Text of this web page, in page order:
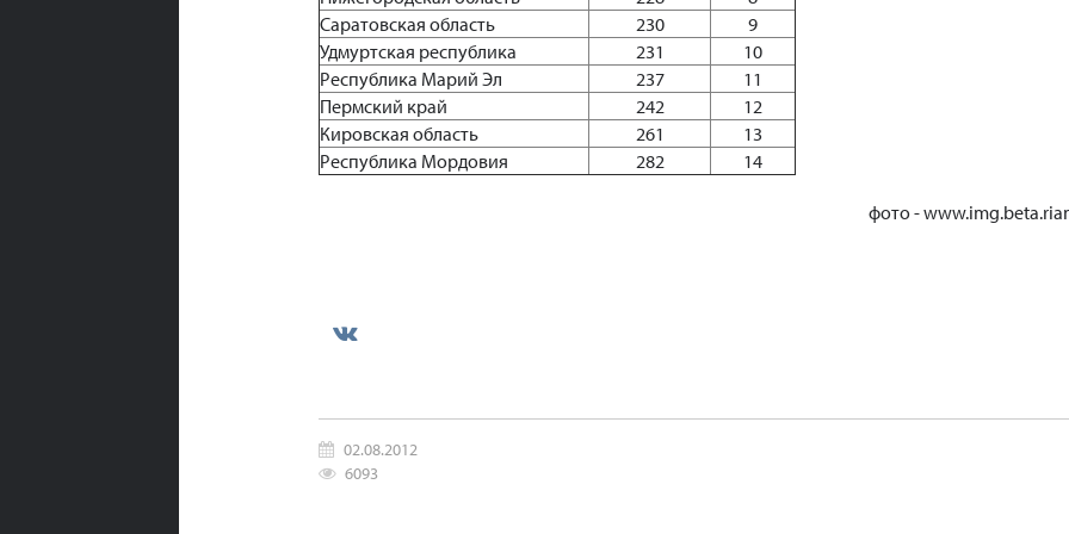
Саратовская область
230
9
Удмуртская республика
231
10
Республика Марий Эл
237
11
Пермский край
242
12
Кировская область
261
13
Республика Мордовия
282 14
фото -
02.08.2012
6093